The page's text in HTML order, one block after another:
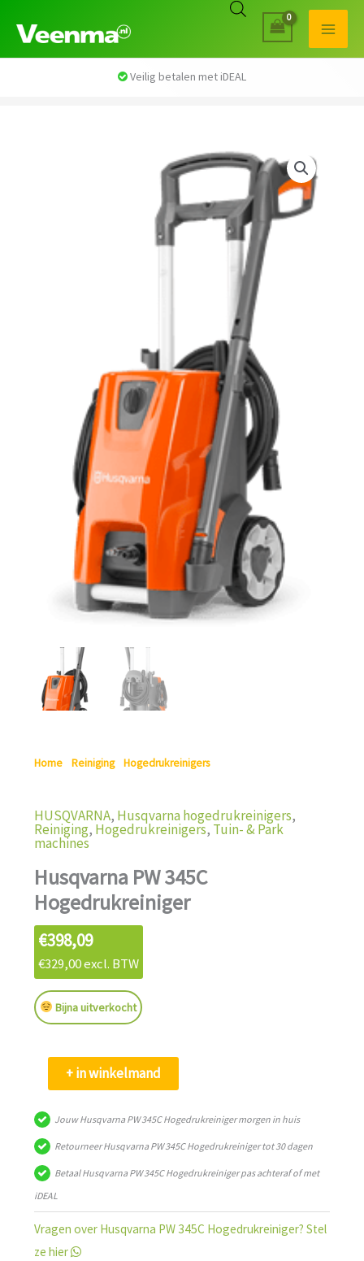
Home Reiniging/ Hogedrukreinigers/ Husqvarna PW 345C
HUSQVARNA, Husqvarna hogedrukreinigers,
Reiniging, Hogedrukreinigers, Tuin- & Park
machines
Husqvarna PW 345C
Hogedrukreiniger
€398,09
€329,00excl. BTW
Bijna uitverkocht
Husqvarna
PW
345C
Hogedrukreiniger
aantal
+ in winkelmand
Jouw Husqvarna PW 345C Hogedrukreiniger morgen in huis
Retourneer Husqvarna PW 345C Hogedrukreiniger tot 30 dagen
Betaal Husqvarna PW 345C Hogedrukreiniger pas achteraf of met
iDEAL
Vragen over Husqvarna PW 345C Hogedrukreiniger? Stel
ze hier
Veilig betalen met iDEAL